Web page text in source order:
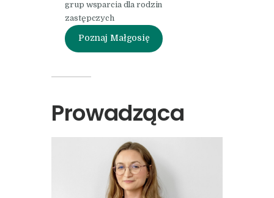
grup wsparcia dla rodzin
zastępczych
Poznaj Małgosię
Prowadząca